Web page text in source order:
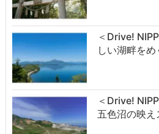
＜Drive!
しい湖畔を
＜Drive!
五色沼の映